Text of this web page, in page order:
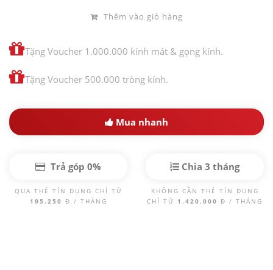
Thêm vào giỏ hàng
Tặng Voucher 1.000.000 kính mát & gọng kính.
Tặng Voucher 500.000 tròng kính.
Mua nhanh
Trả góp 0%
QUA THẺ TÍN DỤNG CHỈ TỪ
195.250 Đ / THÁNG
Chia 3 tháng
KHÔNG CẦN THẺ TÍN DỤNG
CHỈ TỪ 1.420.000 Đ / THÁNG